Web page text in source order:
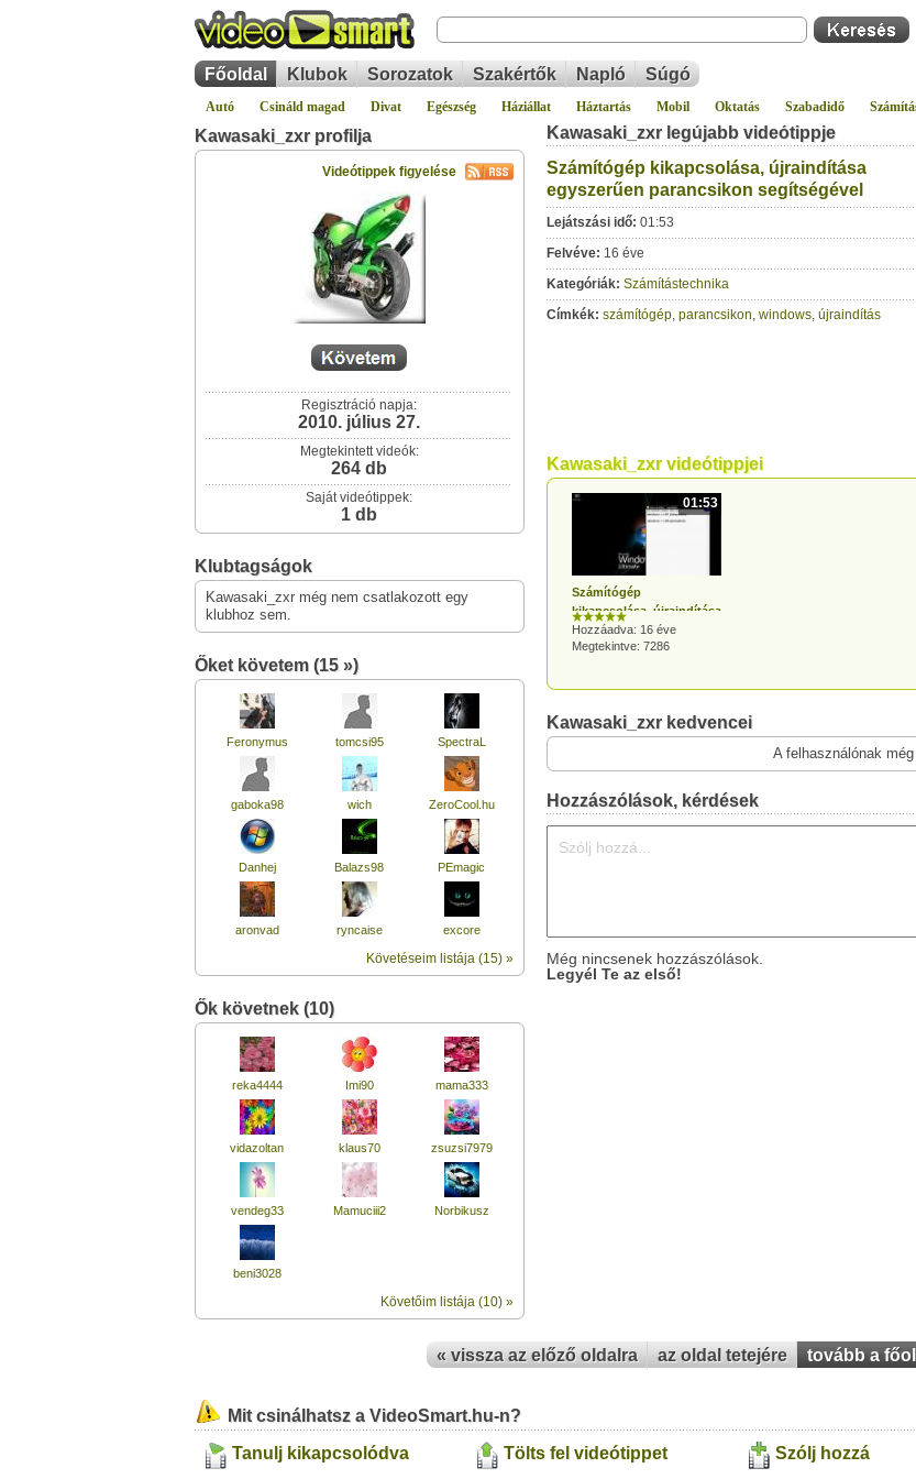
Főoldal Klubok Sorozatok Szakértők Napló Súgó
Autó Csináld magad Divat Egészség Háziállat Háztartás Mobil Oktatás Szabadidő
Kawasaki_zxr profilja
Videótippek figyelése
Regisztráció napja:
2010. július 27.
Megtekintett videók:
264 db
Saját videótippek:
1 db
Klubtagságok
Kawasaki_zxr még nem csatlakozott egy
klubhoz sem.
Őket követem (15 »)
Feronymus tomcsi95 SpectraL
gaboka98 wich ZeroCool.hu
Danhej Balazs98 PEmagic
aronvad ryncaise excore
Követéseim listája (15) »
Ők követnek (10)
reka4444 Imi90 mama333
vidazoltan klaus70 zsuzsi7979
vendeg33 Mamuciii2 Norbikusz
beni3028
Követőim listája (10) »
Kawasaki_zxr legújabb videótippje
Számítógép kikapcsolása, újraindítása
egyszerűen parancsikon segítségével
Lejátszási idő: 01:53
Felvéve: 16 éve
Kategóriák: Számítástechnika
Címkék: számítógép, parancsikon, windows, újraindítás
Kawasaki_zxr videótippjei
Számítógép
kikapcsolása, újraindítása
egyszerűen parancsikon
segítségével
01:53
Hozzáadva: 16 éve
Megtekintve: 7286
Kawasaki_zxr kedvencei
A felhasználónak
Hozzászólások, kérdések
Még nincsenek hozzászólások.
Legyél Te az első!
« vissza az előző oldalra az oldal tetejére tovább a
Mit csinálhatsz a VideoSmart.hu-n?
Tanulj kikapcsolódva
Tölts fel videótippet Szólj hozzá